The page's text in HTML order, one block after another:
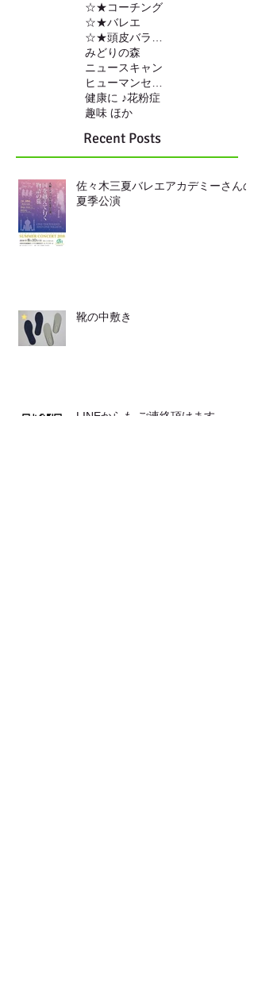
☆★コーチング
☆★バレエ
みどりの森
ニュースキャン
健康に ♪花粉症
趣味 ほか
Recent Posts
佐々木三夏バレエアカデミーさんの
夏季公演
靴の中敷き
LINEからも ご連絡頂けます